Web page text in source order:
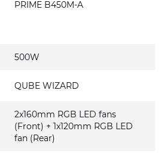
PRIME B450M-A
500W
QUBE WIZARD
2x160mm RGB LED fans
(Front) + 1x120mm RGB LED
fan (Rear)